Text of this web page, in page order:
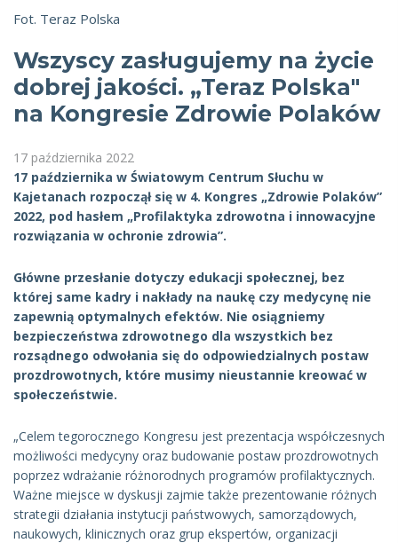
Fot. Teraz Polska
Wszyscy zasługujemy na życie
dobrej jakości. „Teraz Polska"
na Kongresie Zdrowie Polaków
17 października 2022
17 października w Światowym Centrum Słuchu w
Kajetanach rozpoczął się w 4. Kongres „Zdrowie Polaków”
2022, pod hasłem „Profilaktyka zdrowotna i innowacyjne
rozwiązania w ochronie zdrowia”.
Główne przesłanie dotyczy edukacji społecznej, bez
której same kadry i nakłady na naukę czy medycynę nie
zapewnią optymalnych efektów. Nie osiągniemy
bezpieczeństwa zdrowotnego dla wszystkich bez
rozsądnego odwołania się do odpowiedzialnych postaw
prozdrowotnych, które musimy nieustannie kreować w
społeczeństwie.
„Celem tegorocznego Kongresu jest prezentacja współczesnych
możliwości medycyny oraz budowanie postaw prozdrowotnych
poprzez wdrażanie różnorodnych programów profilaktycznych.
Ważne miejsce w dyskusji zajmie także prezentowanie różnych
strategii działania instytucji państwowych, samorządowych,
naukowych, klinicznych oraz grup ekspertów, organizacji